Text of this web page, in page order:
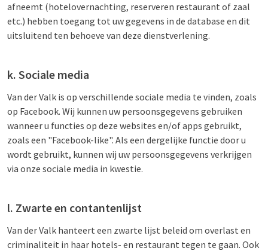
afneemt (hotelovernachting, reserveren restaurant of zaal
etc.) hebben toegang tot uw gegevens in de database en dit
uitsluitend ten behoeve van deze dienstverlening.
k. Sociale media
Van der Valk is op verschillende sociale media te vinden, zoals
op Facebook. Wij kunnen uw persoonsgegevens gebruiken
wanneer u functies op deze websites en/of apps gebruikt,
zoals een "Facebook-like". Als een dergelijke functie door u
wordt gebruikt, kunnen wij uw persoonsgegevens verkrijgen
via onze sociale media in kwestie.
l. Zwarte en contantenlijst
Van der Valk hanteert een zwarte lijst beleid om overlast en
criminaliteit in haar hotels- en restaurant tegen te gaan. Ook